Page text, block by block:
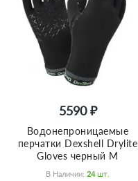
5590 ₽
Водонепроницаемые
перчатки Dexshell Drylite
Gloves черный M
В Наличии: 24 Шт.